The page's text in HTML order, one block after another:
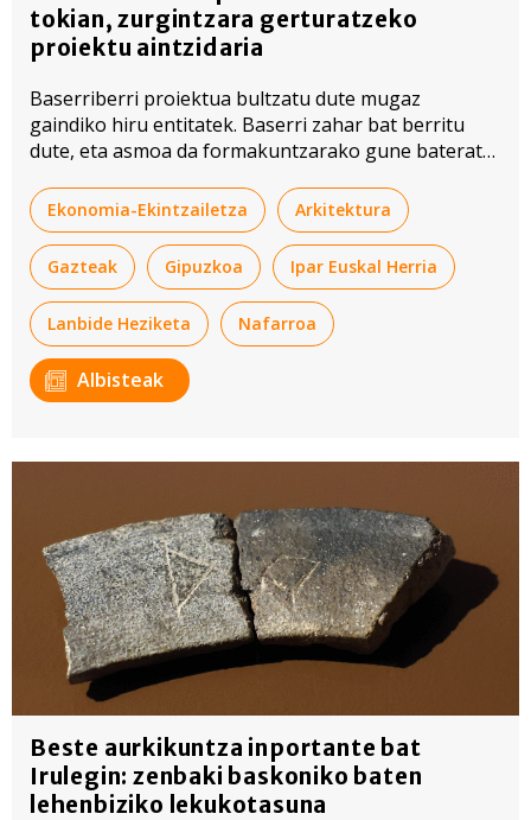
tokian, zurgintzara gerturatzeko
proiektu aintzidaria
Baserriberri proiektua bultzatu dute mugaz
gaindiko hiru entitatek. Baserri zahar bat berritu
dute, eta asmoa da formakuntzarako gune bateratu
Ekonomia-Ekintzailetza Arkitektura
Gazteak Gipuzkoa Ipar Euskal Herria
Lanbide Heziketa Nafarroa
Albisteak
Beste aurkikuntza inportante bat
Irulegin: zenbaki baskoniko baten
lehenbiziko lekukotasuna